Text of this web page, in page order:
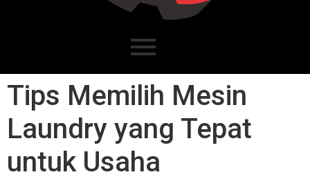
Tips Memilih Mesin
Laundry yang Tepat
untuk Usaha